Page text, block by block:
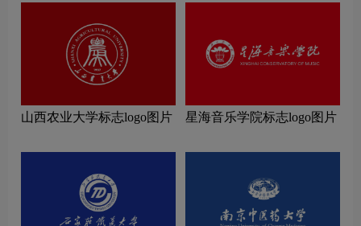
山西农业大学标志logo图片 星海音乐学院标志logo图片